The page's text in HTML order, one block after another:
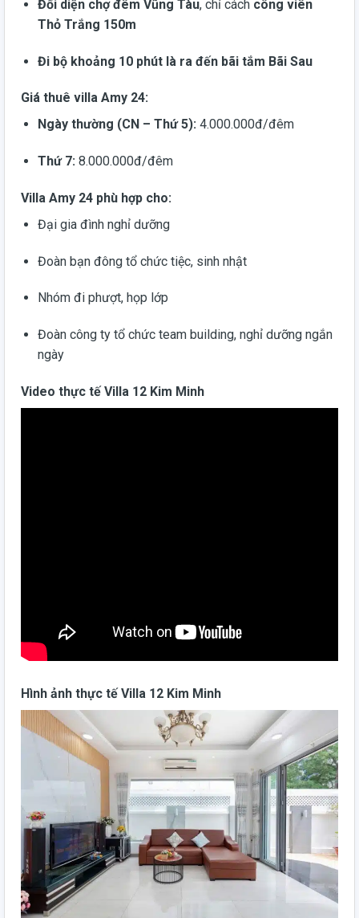
Đối diện chợ đêm Vũng Tàu, chỉ cách công viên
Thỏ Trắng 150m
Đi bộ khoảng 10 phút là ra đến bãi tắm Bãi Sau
Giá thuê villa Amy 24:
Ngày thường (CN – Thứ 5): 4.000.000đ/đêm
Thứ 7: 8.000.000đ/đêm
Villa Amy 24 phù hợp cho:
Đại gia đình nghỉ dưỡng
Đoàn bạn đông tổ chức tiệc, sinh nhật
Nhóm đi phượt, họp lớp
Đoàn công ty tổ chức team building, nghỉ dưỡng ngắn
ngày
Video thực tế Villa 12 Kim Minh
Hình ảnh thực tế Villa 12 Kim Minh